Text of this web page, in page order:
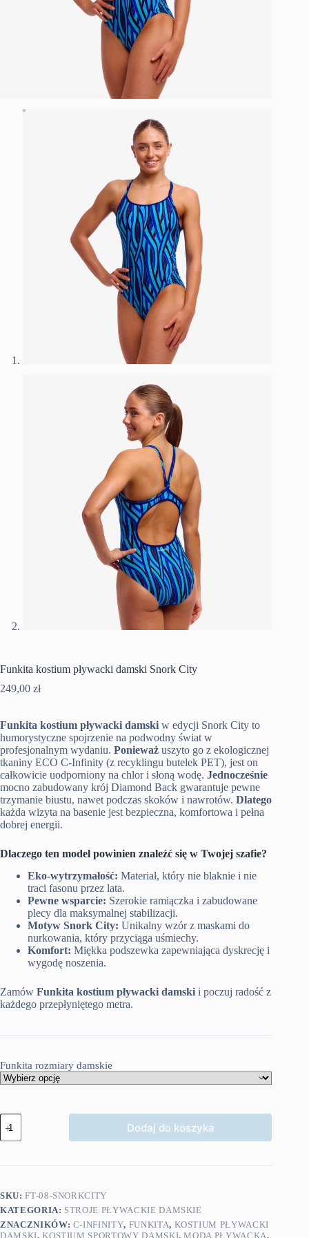
Funkita kostium pływacki damski Snork City
249,00 zł
Funkita kostium pływacki damski w edycji Snork City to
humorystyczne spojrzenie na podwodny świat w
profesjonalnym wydaniu. Ponieważ uszyto go z ekologicznej
tkaniny ECO C-Infinity (z recyklingu butelek PET), jest on
całkowicie uodporniony na chlor i słoną wodę. Jednocześnie
mocno zabudowany krój Diamond Back gwarantuje pewne
trzymanie biustu, nawet podczas skoków i nawrotów. Dlatego
każda wizyta na basenie jest bezpieczna, komfortowa i pełna
dobrej energii.
Dlaczego ten model powinien znaleźć się w Twojej szafie?
Eko-wytrzymałość: Materiał, który nie blaknie i nie
traci fasonu przez lata.
Pewne wsparcie: Szerokie ramiączka i zabudowane
plecy dla maksymalnej stabilizacji.
Motyw Snork City: Unikalny wzór z maskami do
nurkowania, który przyciąga uśmiechy.
Komfort: Miękka podszewka zapewniająca dyskrecję i
wygodę noszenia.
Zamów Funkita kostium pływacki damski i poczuj radość z
każdego przepłyniętego metra.
Funkita rozmiary damskie
ilość
Funkita
kostium
Dodaj do koszyka
SKU:FT-08-SNORKCITY
KATEGORIA: STROJE PŁYWACKIE DAMSKIE
ZNACZNIKÓW: C-INFINITY, FUNKITA, KOSTIUM PŁYWACKI
DAMSKI,KOSTIUM SPORTOWY DAMSKI,MODA PŁYWACKA,